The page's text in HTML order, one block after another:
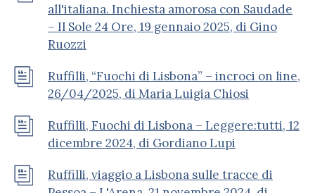
all'italiana. Inchiesta amorosa con Saudade
– Il Sole 24 Ore, 19 gennaio 2025, di Gino
Ruozzi
Ruffilli, “Fuochi di Lisbona” – incroci on line,
26/04/2025, di Maria Luigia Chiosi
Ruffilli, Fuochi di Lisbona – Leggere:tutti, 12
dicembre 2024, di Gordiano Lupi
Ruffilli, viaggio a Lisbona sulle tracce di